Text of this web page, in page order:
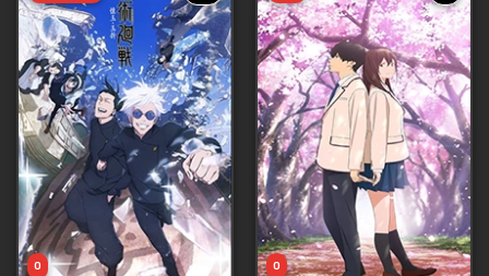
Tập 8
Tập 9
Tập 10
Tập 11
Tập 12
Tập 13
Tập 14
0 0